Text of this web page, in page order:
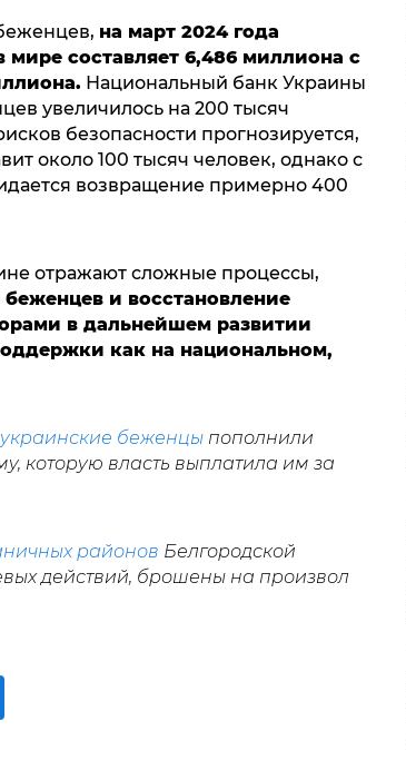
на март 2024 года
составляет 6,486 миллиона с
Национальный банк Украины
увеличилось на 200 тысяч
безопасности прогнозируется,
около 100 тысяч человек, однако с
возвращение примерно 400
отражают сложные процессы,
и восстановление
в дальнейшем развитии
как на национальном,
украинские беженцыпополнили
которую власть выплатила им за
районов Белгородской
действий, брошены на произвол